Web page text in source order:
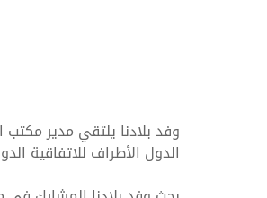
وفد بلادنا يلتقي مدير
الدول الأطراف للاتفاقية